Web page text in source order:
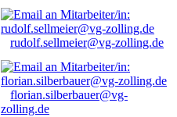
rudolf.sellmeier@vg-zolling.de
florian.silberbauer@vg-
zolling.de